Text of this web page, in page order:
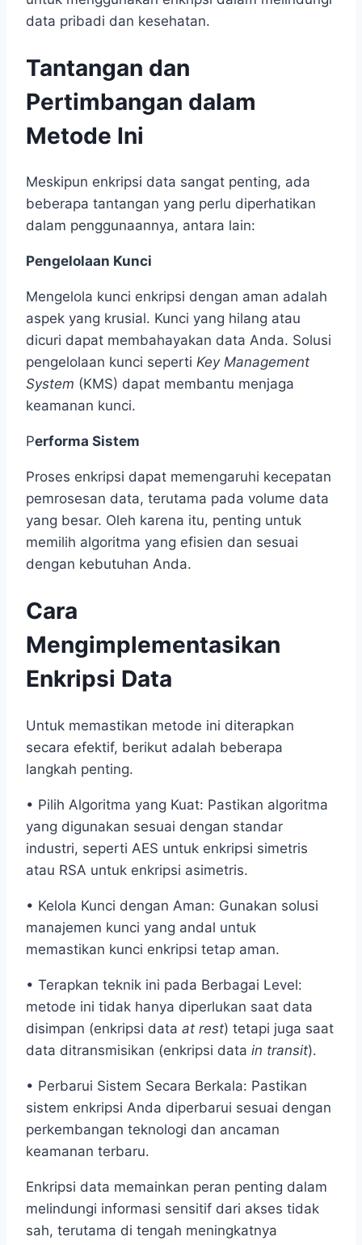
data pribadi dan kesehatan.
Tantangan dan
Pertimbangan dalam
Metode Ini
Meskipun enkripsi data sangat penting, ada
beberapa tantangan yang perlu diperhatikan
dalam penggunaannya, antara lain:
Pengelolaan Kunci
Mengelola kunci enkripsi dengan aman adalah
aspek yang krusial. Kunci yang hilang atau
dicuri dapat membahayakan data Anda. Solusi
pengelolaan kunci seperti Key Management
System (KMS) dapat membantu menjaga
keamanan kunci.
Performa Sistem
Proses enkripsi dapat memengaruhi kecepatan
pemrosesan data, terutama pada volume data
yang besar. Oleh karena itu, penting untuk
memilih algoritma yang efisien dan sesuai
dengan kebutuhan Anda.
Cara
Mengimplementasikan
Enkripsi Data
Untuk memastikan metode ini diterapkan
secara efektif, berikut adalah beberapa
langkah penting.
• Pilih Algoritma yang Kuat: Pastikan algoritma
yang digunakan sesuai dengan standar
industri, seperti AES untuk enkripsi simetris
atau RSA untuk enkripsi asimetris.
• Kelola Kunci dengan Aman: Gunakan solusi
manajemen kunci yang andal untuk
memastikan kunci enkripsi tetap aman.
• Terapkan teknik ini pada Berbagai Level:
metode ini tidak hanya diperlukan saat data
disimpan (enkripsi data at rest) tetapi juga saat
data ditransmisikan (enkripsi data in transit).
• Perbarui Sistem Secara Berkala: Pastikan
sistem enkripsi Anda diperbarui sesuai dengan
perkembangan teknologi dan ancaman
keamanan terbaru.
Enkripsi data memainkan peran penting dalam
melindungi informasi sensitif dari akses tidak
sah, terutama di tengah meningkatnya